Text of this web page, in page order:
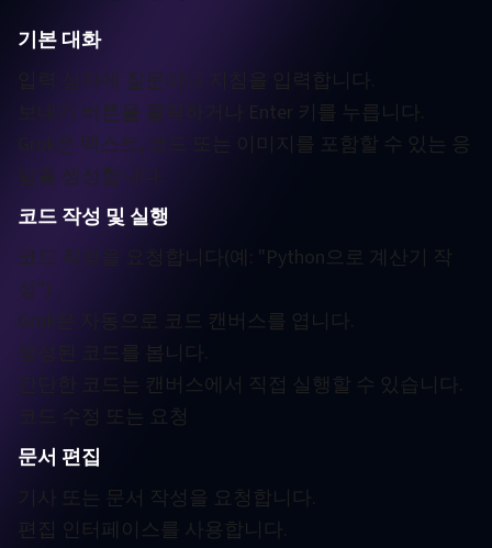
기본 대화
입력 상자에 질문이나 지침을 입력합니다.
보내기 버튼을 클릭하거나 Enter 키를 누릅니다.
Grok은 텍스트, 코드 또는 이미지를 포함할 수 있는 응
답을 생성합니다.
코드 작성 및 실행
코드 작성을 요청합니다(예: "Python으로 계산기 작
성").
Grok은 자동으로 코드 캔버스를 엽니다.
생성된 코드를 봅니다.
간단한 코드는 캔버스에서 직접 실행할 수 있습니다.
코드 수정 또는 요청
문서 편집
기사 또는 문서 작성을 요청합니다.
편집 인터페이스를 사용합니다.